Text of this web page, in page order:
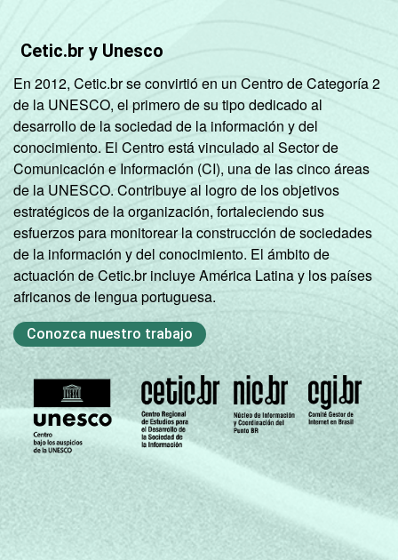
Cetic.br y Unesco
En 2012, Cetic.br se convirtió en un Centro de Categoría 2
de la UNESCO, el primero de su tipo dedicado al
desarrollo de la sociedad de la información y del
conocimiento. El Centro está vinculado al Sector de
Comunicación e Información (CI), una de las cinco áreas
de la UNESCO. Contribuye al logro de los objetivos
estratégicos de la organización, fortaleciendo sus
esfuerzos para monitorear la construcción de sociedades
de la información y del conocimiento. El ámbito de
actuación de Cetic.br incluye América Latina y los países
africanos de lengua portuguesa.
Conozca nuestro trabajo